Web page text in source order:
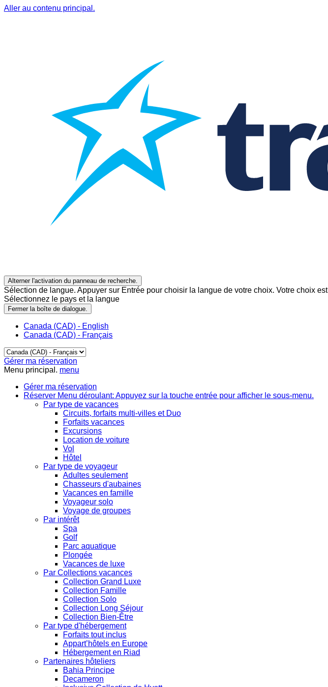
Aller au contenu principal.
Alterner l'activation du panneau de recherche.
Sélection de langue. Appuyer sur Entrée pour choisir la langue de votre choix. Votre choix est
Sélectionnez le pays et la langue
Fermer la boîte de dialogue.
Canada (CAD) - English
Canada (CAD) - Français
Gérer ma réservation
Menu principal. menu
Gérer ma réservation
Réserver Menu déroulant: Appuyez sur la touche entrée pour afficher le sous-menu.
Par type de vacances
Circuits, forfaits multi-villes et Duo
Forfaits vacances
Excursions
Location de voiture
Vol
Hôtel
Par type de voyageur
Adultes seulement
Chasseurs d'aubaines
Vacances en famille
Voyageur solo
Voyage de groupes
Par intérêt
Spa
Golf
Parc aquatique
Plongée
Vacances de luxe
Par Collections vacances
Collection Grand Luxe
Collection Famille
Collection Solo
Collection Long Séjour
Collection Bien-Être
Par type d'hébergement
Forfaits tout inclus
Appart’hôtels en Europe
Hébergement en Riad
Partenaires hôteliers
Bahia Principe
Decameron